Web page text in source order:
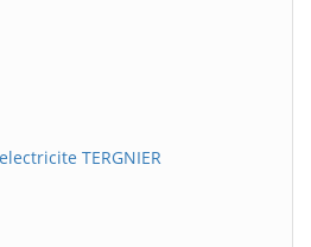
TERGNIER